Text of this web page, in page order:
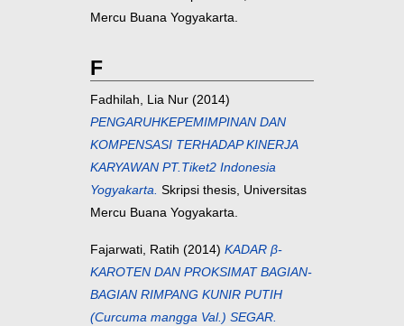
Mercu Buana Yogyakarta.
F
Fadhilah, Lia Nur (2014)
PENGARUHKEPEMIMPINAN DAN
KOMPENSASI TERHADAP KINERJA
KARYAWAN PT.Tiket2 Indonesia
Yogyakarta. Skripsi thesis, Universitas
Mercu Buana Yogyakarta.
Fajarwati, Ratih (2014) KADAR β-
KAROTEN DAN PROKSIMAT BAGIAN-
BAGIAN RIMPANG KUNIR PUTIH
(Curcuma mangga Val.) SEGAR.